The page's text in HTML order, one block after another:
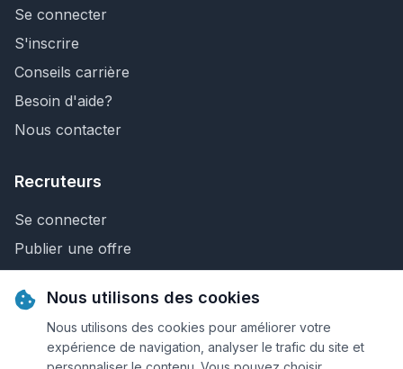
Se connecter
S'inscrire
Conseils carrière
Besoin d'aide?
Nous contacter
Recruteurs
Se connecter
Publier une offre
Nous contacter
Nous utilisons des cookies
Nous utilisons des cookies pour améliorer votre
expérience de navigation, analyser le trafic du site et